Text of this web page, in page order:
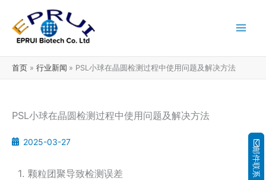
容
首页 行业新闻 PSL小球在晶圆检测过程中使用问题及解决方法
PSL小球在晶圆检测过程中使用问题及解决方法
2025-03-27
1. 颗粒团聚导致检测误差 邮件联系